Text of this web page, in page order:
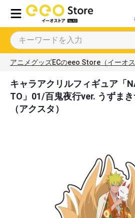
アニメグッズECのeeo Store（イーオス
キャラアクリルフィギュア「
TO」01/百鬼夜行ver. うずま
（アクスタ）